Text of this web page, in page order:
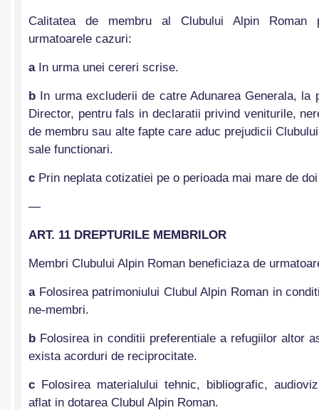
Calitatea de membru al Clubului Alpin
urmatoarele cazuri:
a In urma unei cereri scrise.
b In urma excluderii de catre Adunarea Generala, la
Director, pentru fals in declaratii privind veniturile,
de membru sau alte fapte care aduc prejudicii
sale functionari.
c Prin neplata cotizatiei pe o perioada mai mare de
—
ART. 11 DREPTURILE MEMBRILOR
Membri Clubului Alpin Roman beneficiaza de
a Folosirea patrimoniului Clubul Alpin Roman in
ne-membri.
b Folosirea in conditii preferentiale a refugiilor altor
exista acorduri de reciprocitate.
c Folosirea materialului tehnic, bibliografic,
aflat in dotarea Clubul Alpin Roman.